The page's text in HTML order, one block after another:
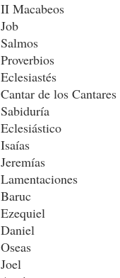
II Macabeos
Job
Salmos
Proverbios
Eclesiastés
Cantar de los Cantares
Sabiduría
Eclesiástico
Isaías
Jeremías
Lamentaciones
Baruc
Ezequiel
Daniel
Oseas
Joel